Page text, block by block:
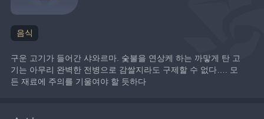
음식
구운 고기가 들어간 샤와르마. 숯불을 연상케 하는 까맣게 탄 고
기는 아무리 완벽한 전병으로 감쌀지라도 구제할 수 없다…. 모
든 재료에 주의를 기울여야 할 듯하다